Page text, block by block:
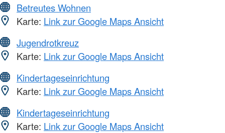
Betreutes Wohnen
Karte: Link zur Google Maps Ansicht
Jugendrotkreuz
Karte: Link zur Google Maps Ansicht
Kindertageseinrichtung
Karte: Link zur Google Maps Ansicht
Kindertageseinrichtung
Karte: Link zur Google Maps Ansicht